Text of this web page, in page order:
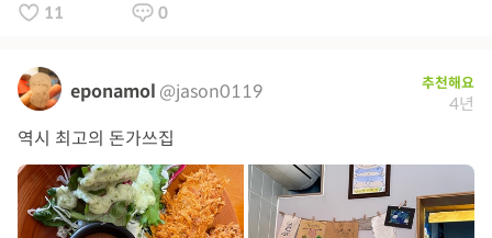
11 0
eponamol @jason0119 추천해요
4년
역시 최고의 돈가쓰집